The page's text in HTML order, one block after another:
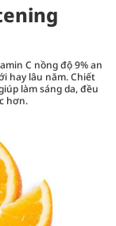
C nồng độ 9% an
hay lâu năm. Chiết
làm sáng da, đều
hơn.